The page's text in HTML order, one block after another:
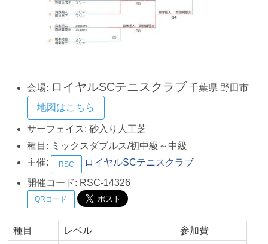
会場: ロイヤルSCテニスクラブ 千葉県 野田市
地図はこちら
サーフェイス: 砂入り人工芝
種目: ミックスダブルス/初中級～中級
主催:
RSC
ロイヤルSCテニスクラブ
開催コード: RSC-14326
QRコード
種目 レベル
参加費